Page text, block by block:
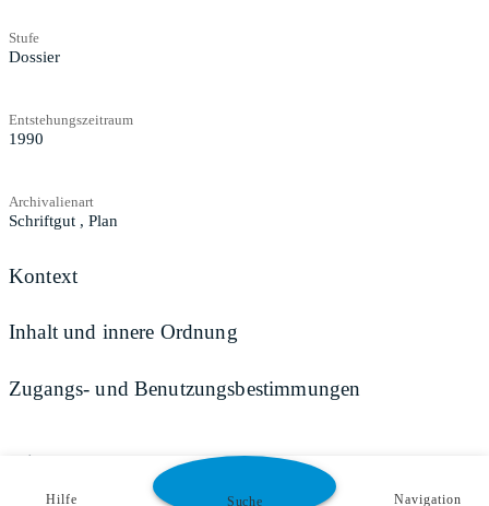
Stufe
Dossier
Entstehungszeitraum
1990
Archivalienart
Schriftgut , Plan
Kontext
Inhalt und innere Ordnung
Zugangs- und Benutzungsbestimmungen
Teilen
Hilfe Suche Navigation